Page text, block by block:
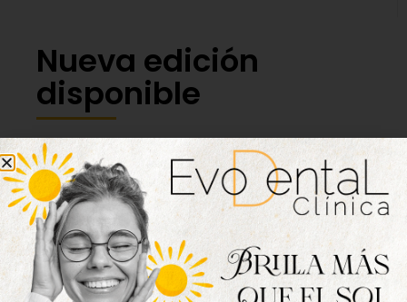
Nueva edición
disponible
Hazte ya con la trigésimo séptima edición de
la revista Tordesillas al día. Haz clic sobre la
imagen para verla online.